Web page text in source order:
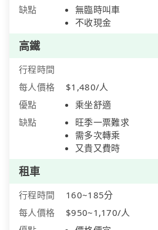
缺點
無臨時叫車
不收現金
高鐵
行程時間
每人價格
$1,480/人
優點
乘坐舒適
缺點
旺季一票難求
需多次轉乘
又貴又費時
租車
行程時間
160~185分
每人價格
$950~1,170/人